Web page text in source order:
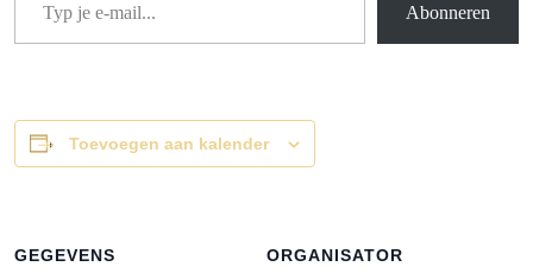
Abonneren
Toevoegen aan kalender
GEGEVENS ORGANISATOR